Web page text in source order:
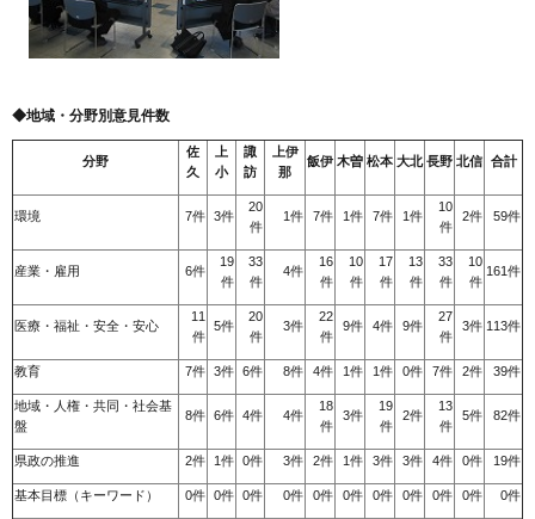
◆地域・分野別意見件数
分野
佐
久
上
小
諏
訪
上伊
那
飯伊 木曽 松本 大北 長野 北信 合計
環境 7件 3件
20
件
1件 7件 1件 7件 1件
10
件
2件 59件
産業・雇用 6件
19
件
33
件
4件
16
件
10
件
17
件
13
件
33
件
10
件
161件
医療・福祉・安全・安心
11
件
5件
20
件
3件
22
件
9件 4件 9件
27
件
3件 113件
教育 7件 3件 6件 8件 4件 1件 1件 0件 7件 2件 39件
地域・人権・共同・社会基
盤
8件 6件 4件 4件
18
件
3件
19
件
2件
13
件
5件 82件
県政の推進 2件 1件 0件 3件 2件 1件 3件 3件 4件 0件 19件
基本目標（キーワード） 0件 0件 0件 0件 0件 0件 0件 0件 0件 0件 0件